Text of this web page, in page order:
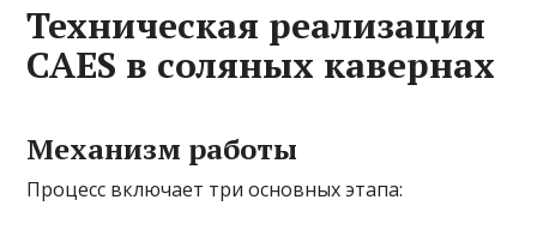
Техническая реализация
CAES в соляных кавернах
Механизм работы
Процесс включает три основных этапа: